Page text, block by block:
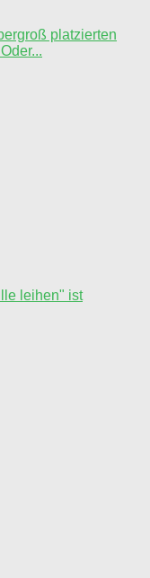
platzierten
leihen" ist